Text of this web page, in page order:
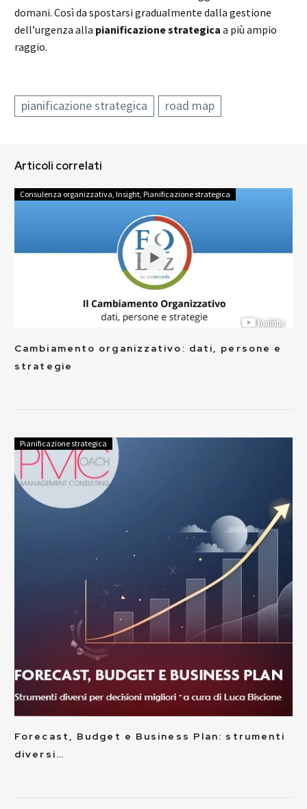
Articoli correlati
Consulenza organizzativa Insight Pianificazione strategica
Cambiamento organizzativo: dati, persone e
strategie
Pianificazione strategica
Forecast, Budget e Business Plan: strumenti
diversi…
domani. Così da spostarsi gradualmente dalla gestione
dell’urgenza alla pianificazione strategica a più ampio
raggio.
pianificazione strategica road map